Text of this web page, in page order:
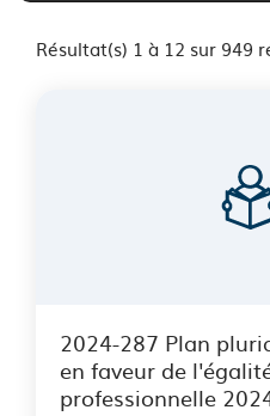
Résultat(s) 1 à 12 sur 949
2024-287 Plan
en faveur de
professionnelle